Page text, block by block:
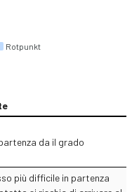
Rotpunkt
da il grado
più difficile in partenza